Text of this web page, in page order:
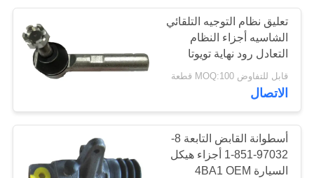
اقتباس
خريطة
الموقع
PRIVACY
POLICY
تعليق نظام التوجيه التلقائي
الشاسيه أجزاء النظام
التعادل رود نهاية تويوتا
هايس OEM 45046-29456
قابل للتفاوض MOQ:100 قطعة
الاتصال
أسطوانة القابض التابعة 8-
97032-851-1 أجزاء هيكل
السيارة 4BA1 OEM